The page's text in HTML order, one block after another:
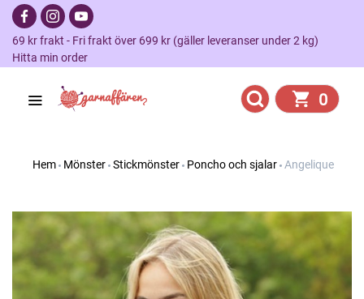
69 kr frakt - Fri frakt över 699 kr (gäller leveranser under 2 kg)
Hitta min order
0
Hem Mönster Stickmönster Poncho och sjalar Angelique